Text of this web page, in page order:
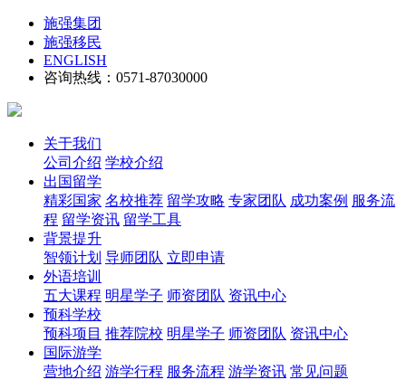
施强集团
施强移民
ENGLISH
咨询热线：0571-87030000
关于我们
公司介绍 学校介绍
出国留学
精彩国家 名校推荐 留学攻略 专家团队 成功案例 服务流
程 留学资讯 留学工具
背景提升
智领计划 导师团队 立即申请
外语培训
五大课程 明星学子 师资团队 资讯中心
预科学校
预科项目 推荐院校 明星学子 师资团队 资讯中心
国际游学
营地介绍 游学行程 服务流程 游学资讯 常见问题